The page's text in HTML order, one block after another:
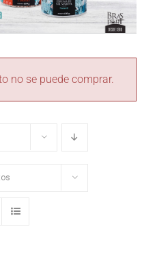
no se puede comprar.